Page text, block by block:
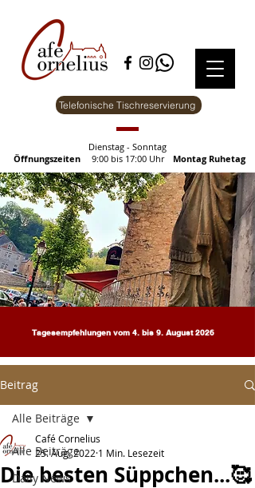
Telefonische Tischreservierung
Montag Ruhetag
Dienstag - Sonntag
9:00 bis 17:00 Uhr
Öffnungszeiten
Tagesempfehlungen vom 4. bis 9. August 2026
Beitrag
Alle Beiträge
Daily News
Alle Beiträge
Die besten Süppchen...🥰
Café Cornelius
25. Aug. 2022 1 Min. Lesezeit